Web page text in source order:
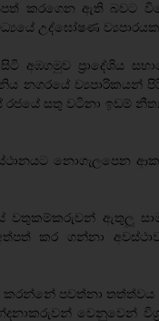
කරගෙන ඇති බවට
උද්ඝෝෂණ
අඹගමුව ප්‍රාදේශිය
ව්‍යපාරිකයන්
රජයේ සතු වටිනා
නොගැලපෙන
වතුකම්කරුවන් ඇතුලූ
කර ගන්නා
පවත්නා තත්ත්වය
වෙනුවෙන්